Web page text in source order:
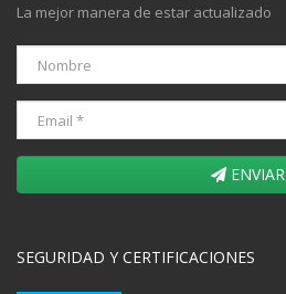
La mejor manera de estar actualizado
ENVIAR
SEGURIDAD Y CERTIFICACIONES